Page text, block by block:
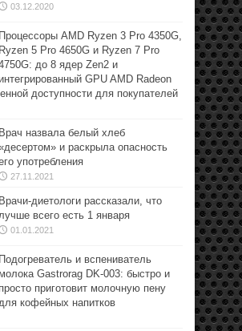
03.12.2020
Процессоры AMD Ryzen 3 Pro 4350G,
Ryzen 5 Pro 4650G и Ryzen 7 Pro
до 8 ядер Zen2 и
интегрированный GPU AMD Radeon
доступности для покупателей
Врач назвала белый хлеб
и раскрыла опасность
употребления
27.11.2021
Врачи-диетологи рассказали, что
лучше всего есть 1 января
01.01.2021
Подогреватель и вспениватель
молока Gastrorag DK-003: быстро и
просто приготовит молочную пену
для кофейных напитков